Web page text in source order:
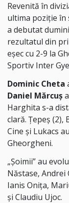
Revenită în
ultima poziție în
a debutat
rezultatul din
eșec cu 2-9 la
Sportiv Inter
Dominic Cheta
Daniel Mărcuș
Harghita s-a
clară. Țepeș (2),
Cine și Lukacs
Gheorgheni.
„Şoimii” au
Năstase, Andrei
Ianis Onița,
și Claudiu Ujoc.